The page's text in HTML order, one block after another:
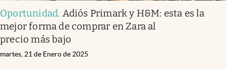
Oportunidad. Adiós Primark y H&M: esta es la
mejor forma de comprar en Zara al
precio más bajo
martes, 21 de Enero de 2025